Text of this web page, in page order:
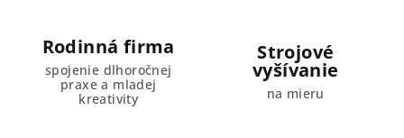
Rodinná firma
spojenie dlhoročnej
praxe a mladej
kreativity
Strojové
vyšívanie
na mieru